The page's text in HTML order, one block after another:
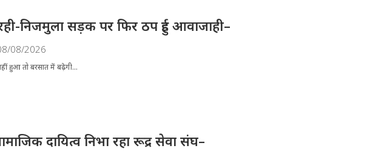
निजमुला सड़क पर फिर ठप हुई आवाजाही–
08/2026
हुआ तो बरसात में बढ़ेगी...
दायित्व निभा रहा रूद्र सेवा संघ–